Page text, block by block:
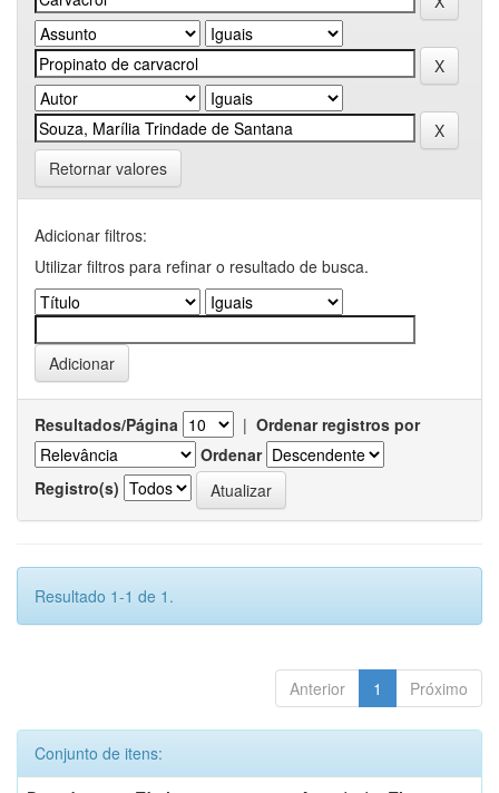
Retornar valores
Adicionar filtros:
Utilizar filtros para refinar o resultado de busca.
Resultados/Página | Ordenar registros por
Ordenar
Registro(s)
Resultado 1-1 de 1.
Anterior 1 Próximo
Conjunto de itens: